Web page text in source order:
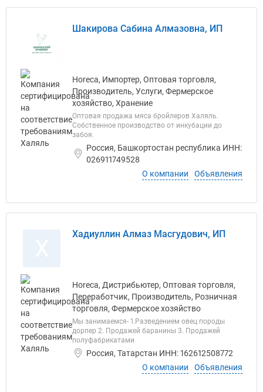
Шакирова Сабина Алмазовна, ИП
Horeca, Импортер, Оптовая торговля,
Производитель, Услуги, Фермерское
хозяйство, Хранение
Оптовая продажа мяса бройлеров Халяль.
Собственное производство от инкубации до
забоя.
Россия, Башкортостан республика ИНН:
026911749528
О компании
Объявления
Хадиуллин Алмаз Масгудович, ИП
Horeca, Дистрибьютер, Оптовая торговля,
Переработчик, Производитель, Розничная
торговля, Фермерское хозяйство
Мы занимаемся- 1.Разведением овец породы
дорпер 2. Продажей баранины 3. Продажей
полуфабрикатами
Россия, Татарстан ИНН: 162612508772
О компании
Объявления